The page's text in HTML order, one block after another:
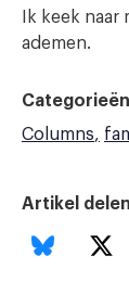
Ik keek
ademen.
Columns
Artikel